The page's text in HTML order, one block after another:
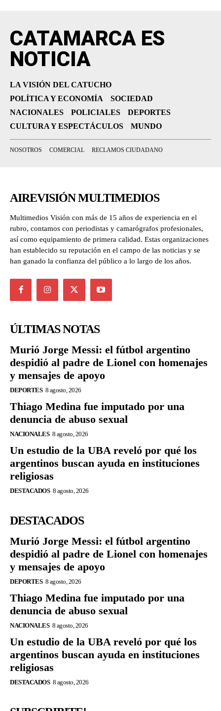
CATAMARCA ES
NOTICIA
LA VISIÓN DEL CATUCHO
POLÍTICA Y ECONOMÍA
SOCIEDAD
NACIONALES
POLICIALES
DEPORTES
CULTURA Y ESPECTÁCULOS
MUNDO
NOSOTROS COMERCIAL RECLAMOS CIUDADANO
AIREVISIÓN MULTIMEDIOS
Multimedios Visión con más de 15 años de experiencia en el
rubro, contamos con periodistas y camarógrafos profesionales,
así como equipamiento de primera calidad. Estas organizaciones
han establecido su reputación en el campo de las noticias y se
han ganado la confianza del público a lo largo de los años.
ÚLTIMAS NOTAS
Murió Jorge Messi: el fútbol argentino
despidió al padre de Lionel con homenajes
y mensajes de apoyo
DEPORTES 8 agosto, 2026
Thiago Medina fue imputado por una
denuncia de abuso sexual
NACIONALES 8 agosto, 2026
Un estudio de la UBA reveló por qué los
argentinos buscan ayuda en instituciones
religiosas
DESTACADOS 8 agosto, 2026
DESTACADOS
Murió Jorge Messi: el fútbol argentino
despidió al padre de Lionel con homenajes
y mensajes de apoyo
DEPORTES 8 agosto, 2026
Thiago Medina fue imputado por una
denuncia de abuso sexual
NACIONALES 8 agosto, 2026
Un estudio de la UBA reveló por qué los
argentinos buscan ayuda en instituciones
religiosas
DESTACADOS 8 agosto, 2026